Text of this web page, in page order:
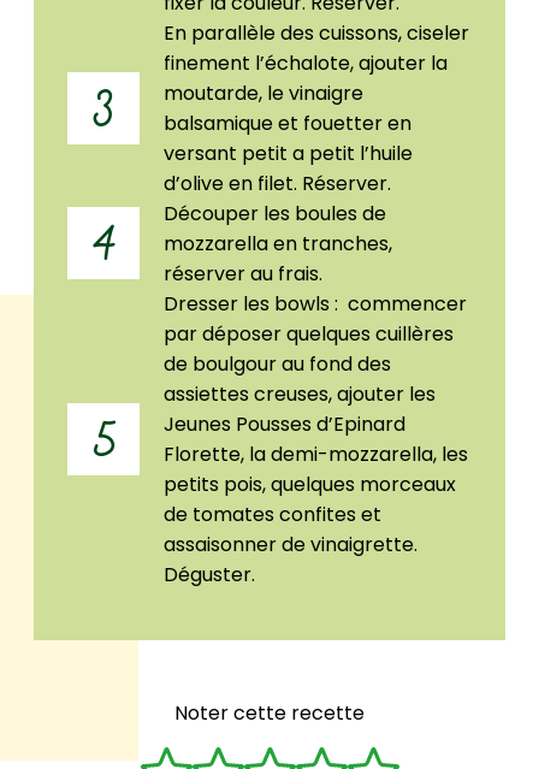
3
En parallèle des cuissons, ciseler
finement l’échalote, ajouter la
moutarde, le vinaigre
balsamique et fouetter en
versant petit a petit l’huile
d’olive en filet. Réserver.
4
Découper les boules de
mozzarella en tranches,
réserver au frais.
5
Dresser les bowls : commencer
par déposer quelques cuillères
de boulgour au fond des
assiettes creuses, ajouter les
Jeunes Pousses d’Epinard
Florette, la demi-mozzarella, les
petits pois, quelques morceaux
de tomates confites et
assaisonner de vinaigrette.
Déguster.
Noter cette recette